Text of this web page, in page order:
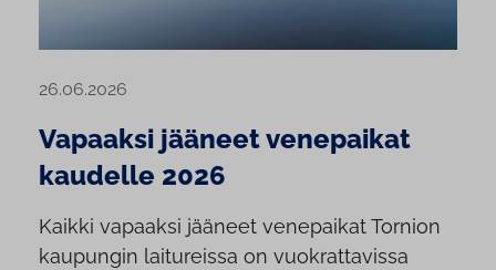
26.06.2026
Vapaaksi jääneet venepaikat
kaudelle 2026
Kaikki vapaaksi jääneet venepaikat Tornion
kaupungin laitureissa on vuokrattavissa